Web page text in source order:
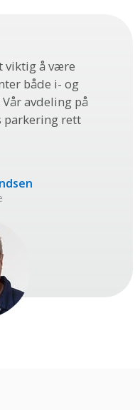
viktig å være
både i- og
avdeling på
parkering rett